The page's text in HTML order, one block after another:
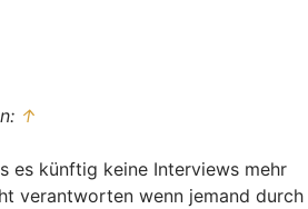
↑
es künftig keine Interviews mehr
verantworten wenn jemand durch